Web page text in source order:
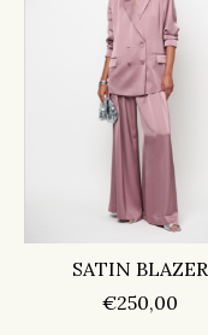
SATIN BLAZER
€250,00